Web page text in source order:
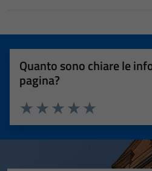
Quanto sono chiare le
pagina?
Valuta 5 stelle
Valuta 4 stelle su 5
Valuta 3 stelle su 5
Valuta 2 stelle su 5
Valuta 1 stelle su 5